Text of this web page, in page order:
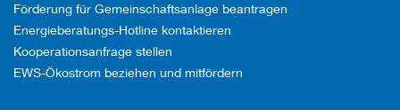
Förderung für Gemeinschaftsanlage beantragen
Energieberatungs-Hotline kontaktieren
Kooperationsanfrage stellen
EWS-Ökostrom beziehen und mitfördern